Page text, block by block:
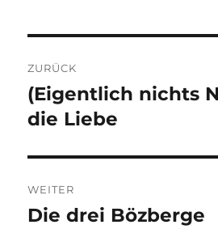
ZURÜCK
Vorheriger
Beitrag:
(Eigentlich nichts
die Liebe
WEITER
Nächster
Die drei Bözberge